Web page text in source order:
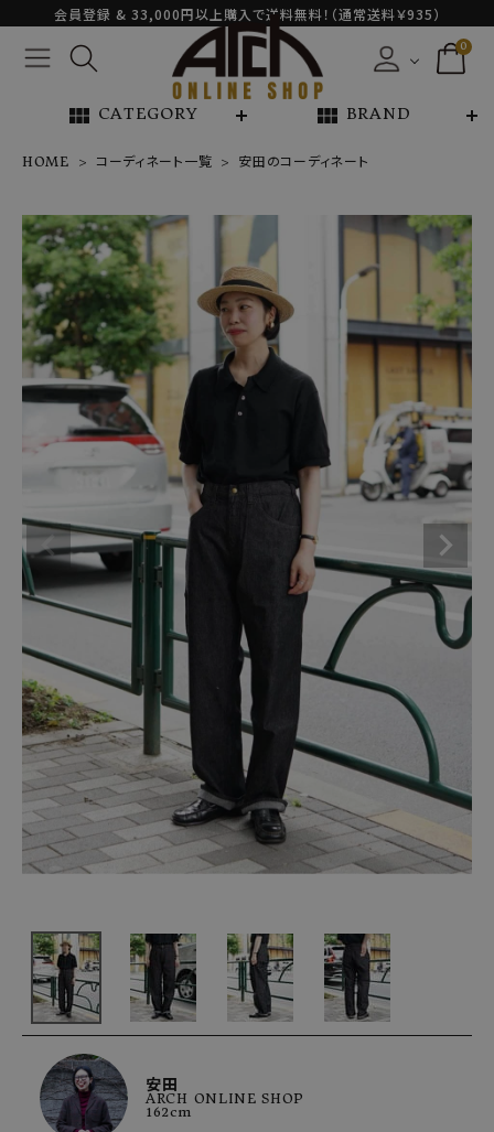
会員登録 & 33,000円以上購入で送料無料！（通常送料￥935）
0
view_module CATEGORY view_module BRAND
NEW ARRIVAL
ARCH EXCLUSIVE
BRAND
CATEGORY
CONTENTS
INFORMATION
ご利用ガイド
プライバシーポリシー
特定商取引法について
お問い合わせ
OFFICIAL WEB SITE
ACCOUNT MENU
ようこそ ゲスト 様
HOME コーディネート一覧 安田のコーディネート
安田
ARCH ONLINE SHOP
162cm